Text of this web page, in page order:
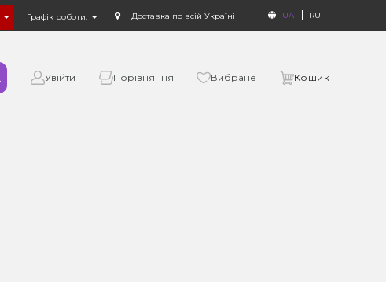
Графік роботи: Доставка по всій Україні UA RU
Увійти Порівняння Вибране Кошик